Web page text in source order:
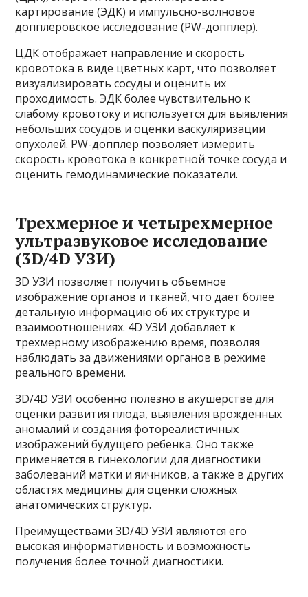
картирование (ЭДК) и импульсно-волновое
допплеровское исследование (PW-допплер).
ЦДК отображает направление и скорость
кровотока в виде цветных карт, что позволяет
визуализировать сосуды и оценить их
проходимость. ЭДК более чувствительно к
слабому кровотоку и используется для выявления
небольших сосудов и оценки васкуляризации
опухолей. PW-допплер позволяет измерить
скорость кровотока в конкретной точке сосуда и
оценить гемодинамические показатели.
Трехмерное и четырехмерное
ультразвуковое исследование
(3D/4D УЗИ)
3D УЗИ позволяет получить объемное
изображение органов и тканей, что дает более
детальную информацию об их структуре и
взаимоотношениях. 4D УЗИ добавляет к
трехмерному изображению время, позволяя
наблюдать за движениями органов в режиме
реального времени.
3D/4D УЗИ особенно полезно в акушерстве для
оценки развития плода, выявления врожденных
аномалий и создания фотореалистичных
изображений будущего ребенка. Оно также
применяется в гинекологии для диагностики
заболеваний матки и яичников, а также в других
областях медицины для оценки сложных
анатомических структур.
Преимуществами 3D/4D УЗИ являются его
высокая информативность и возможность
получения более точной диагностики.